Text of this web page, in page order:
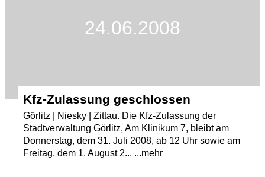
24.06.2008
Kfz-Zulassung geschlossen
Görlitz | Niesky | Zittau. Die Kfz-Zulassung der
Stadtverwaltung Görlitz, Am Klinikum 7, bleibt am
Donnerstag, dem 31. Juli 2008, ab 12 Uhr sowie am
Freitag, dem 1. August 2... ...mehr